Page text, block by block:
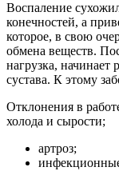
Воспаление
конечностей, а
которое, в свою
обмена веществ.
нагрузка, начинает
сустава. К этому
Отклонения в
холода и сырости;
артроз;